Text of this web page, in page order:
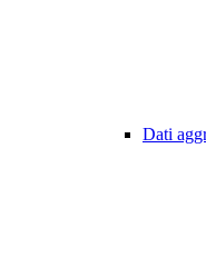
Dati